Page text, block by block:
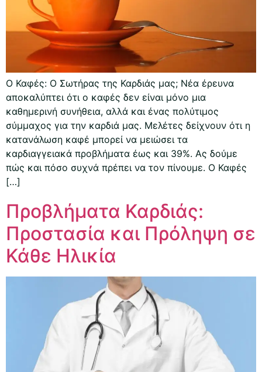
Ο Καφές: Ο Σωτήρας της Καρδιάς μας; Νέα έρευνα
αποκαλύπτει ότι ο καφές δεν είναι μόνο μια
καθημερινή συνήθεια, αλλά και ένας πολύτιμος
σύμμαχος για την καρδιά μας. Μελέτες δείχνουν ότι η
κατανάλωση καφέ μπορεί να μειώσει τα
καρδιαγγειακά προβλήματα έως και 39%. Ας δούμε
πώς και πόσο συχνά πρέπει να τον πίνουμε. Ο Καφές
[…]
Προβλήματα Καρδιάς:
Προστασία και Πρόληψη σε
Κάθε Ηλικία